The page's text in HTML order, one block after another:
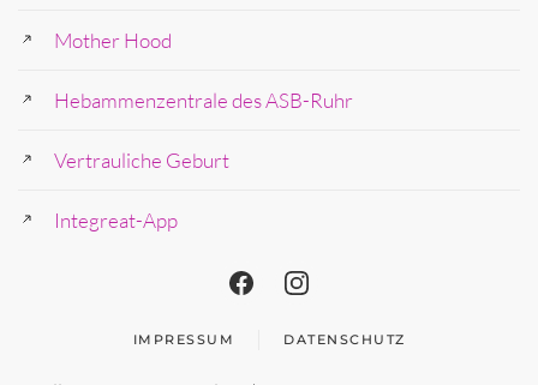
Mother Hood
Hebammenzentrale des ASB-Ruhr
Vertrauliche Geburt
Integreat-App
IMPRESSUM DATENSCHUTZ